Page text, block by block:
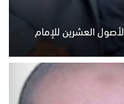
العشرين للإمام